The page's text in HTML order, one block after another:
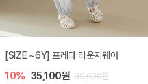
[SIZE ~6Y] 프레다 라운지웨어
10% 35,100원 39,000원